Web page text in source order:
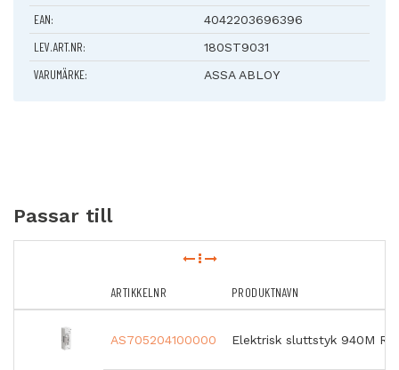
EAN: 4042203696396
LEV.ART.NR: 180ST9031
VARUMÄRKE: ASSA ABLOY
Passar till
ARTIKKELNR PRODUKTNAVN
AS705204100000 Elektrisk sluttstyk 940M